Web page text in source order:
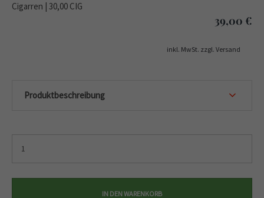
Cigarren | 30,00 CIG
39,00 €
inkl. MwSt. zzgl. Versand
Produktbeschreibung